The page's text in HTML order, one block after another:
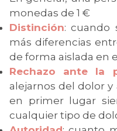
monedas de 1 €
Distinción: cuando
más diferencias
de forma aislada en
Rechazo ante la
alejarnos del dolor y
en primer lugar
cualquier tipo de